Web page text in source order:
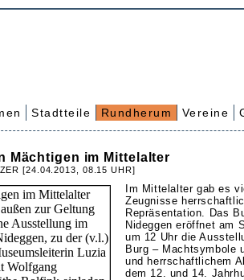
Stadtteile Rundherum Vereine
Mächtigen im Mittelalter
[24.04.2013, 08.15 UHR]
Im Mittelalter gab es
Zeugnisse
Repräsentation. Das
Nideggen eröffnet am
um 12 Uhr die
Burg – Machtsymbole
und herrschaftlichem
dem 12. und 14.